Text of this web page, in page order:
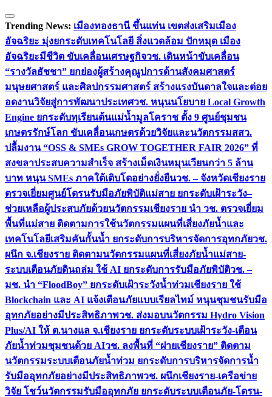
Trending News: เมืองทองธานี ขึ้นแท่น เขตส่งเสริมเมือง
อัจฉริยะ มุ่งยกระดับเทคโนโลยี สิ่งแวดล้อม ปักหมุด เมือง
อัจฉริยะมีชีวิต ขับเคลื่อนเศรษฐกิจวช. เดินหน้าขับเคลื่อน
“รางวัลธัชชา” ยกย่องผู้สร้างคุณูปการด้านสังคมศาสตร์
มนุษยศาสตร์ และศิลปกรรมศาสตร์ สร้างแรงบันดาลใจและต่อย
อดงานวิจัยสู่การพัฒนาประเทศวช. หนุนนโยบาย Local Growth
Engine ยกระดับทุเรียนต้นแม่น้ำมูลโคราช ตั้ง 9 ศูนย์ชุมชน
เกษตรรักษ์โลก ขับเคลื่อนเกษตรด้วยวิจัยและนวัตกรรมสสว.
ปลื้มงาน “OSS & SMEs GROW TOGETHER FAIR 2026” ที่
สงขลาประสบความสำเร็จ สร้างเม็ดเงินหมุนเวียนกว่า 5 ล้าน
บาท หนุน SMEs ภาคใต้เติบโตอย่างยั่งยืนวช. – จังหวัดเชียงราย
ตรวจเยี่ยมศูนย์โดรนรับมือภัยพิบัติแม่สาย ยกระดับเฝ้าระวัง–
ช่วยเหลือผู้ประสบภัยด้วยนวัตกรรมเชียงราย นำ วช. ตรวจเยี่ยม
พื้นที่แม่สาย ติดตามการใช้นวัตกรรมแผนที่เสี่ยงภัยน้ำและ
เทคโนโลยีเสริมคันกั้นน้ำ ยกระดับการบริหารจัดการอุทกภัยวช.
ผนึก จ.เชียงราย ติดตามนวัตกรรมแผนที่เสี่ยงภัยน้ำแม่สาย-
ระบบเตือนภัยดินถล่ม ใช้ AI ยกระดับการรับมือภัยพิบัติวช. –
มช. นำ “FloodBoy” ยกระดับเฝ้าระวังน้ำท่วมเชียงราย ใช้
Blockchain และ AI แจ้งเตือนภัยแบบเรียลไทม์ หนุนชุมชนรับมือ
อุทกภัยอย่างมีประสิทธิภาพวช. ส่งมอบนวัตกรรม Hydro Vision
Plus/AI ให้ ต.นางแล จ.เชียงราย ยกระดับระบบเฝ้าระวัง-เตือน
ภัยน้ำท่วมชุมชนด้วย AIวช. ลงพื้นที่ “ฝายเชียงราย” ติดตาม
นวัตกรรมระบบเตือนภัยน้ำท่วม ยกระดับการบริหารจัดการน้ำ
รับมืออุทกภัยอย่างมีประสิทธิภาพวช. ผนึกเชียงราย-เครือข่าย
วิจัย โชว์นวัตกรรมรับมืออุทกภัย ยกระดับระบบเตือนภัย-โดรน-